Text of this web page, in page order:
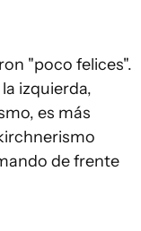
"poco felices".
izquierda,
es más
de frente